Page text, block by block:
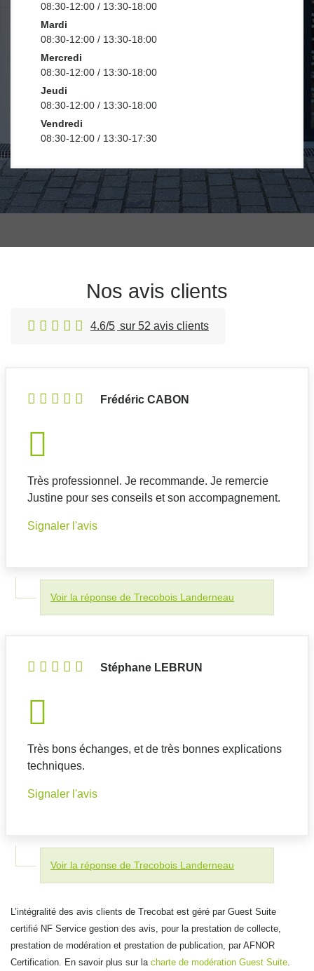
08:30-12:00 / 13:30-18:00
Mardi
08:30-12:00 / 13:30-18:00
Mercredi
08:30-12:00 / 13:30-18:00
Jeudi
08:30-12:00 / 13:30-18:00
Vendredi
08:30-12:00 / 13:30-17:30
Nos avis clients
4.6/5 sur 52 avis clients
Frédéric CABON
Très professionnel. Je recommande. Je remercie
Justine pour ses conseils et son accompagnement.
Signaler l'avis
Voir la réponse de Trecobois Landerneau
Stéphane LEBRUN
Très bons échanges, et de très bonnes explications
techniques.
Signaler l'avis
Voir la réponse de Trecobois Landerneau
L’intégralité des avis clients de Trecobat est géré par Guest Suite
certifié NF Service gestion des avis, pour la prestation de collecte,
prestation de modération et prestation de publication, par AFNOR
Certification. En savoir plus sur la charte de modération Guest Suite.